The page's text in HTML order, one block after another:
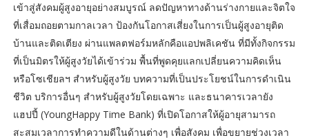
เข้าสู่สังคมผู้สูงอายุอย่างสมบูรณ์ ลดปัญหาทางด้านร่างกายและจิตใจ
ที่เสื่อมถอยตามกาลเวลา ป้องกันโอกาสเสี่ยงในการเป็นผู้สูงอายุติด
บ้านและติดเตียง ผ่านแพลตฟอร์มหลักคือแอปพลิเคชัน ที่มีทั้งกิจกรรม
ที่เป็นมิตรให้ผู้สูงวัยได้เข้าร่วม พื้นที่พูดคุยแลกเปลี่ยนความคิดเห็น
หรือโซเชียลฯ สำหรับผู้สูงวัย บทความที่เป็นประโยชน์ในการดำเนิน
ชีวิต บริการอื่นๆ สำหรับผู้สูงวัยโดยเฉพาะ และธนาคารเวลายัง
แฮปปี้ (YoungHappy Time Bank) ที่เปิดโอกาสให้ผู้อายุสามารถ
สะสมเวลาการทำความดีในด้านต่างๆ เพื่อสังคม เพื่อขยายช่วงเวลา